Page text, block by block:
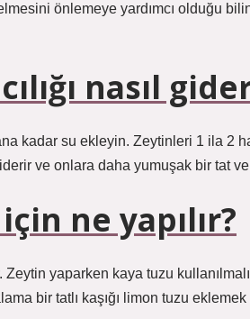
önlemeye yardımcı olduğu
nasıl
kadar su ekleyin. Zeytinleri 1 ila 2
ve onlara daha yumuşak bir tat
ne yapılır?
Zeytin yaparken kaya tuzu
bir tatlı kaşığı limon tuzu